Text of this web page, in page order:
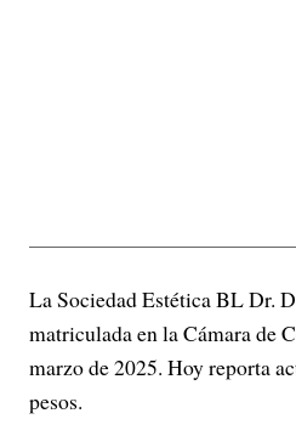
La Sociedad Estética BL Dr.
matriculada en la Cámara de
marzo de 2025. Hoy reporta
pesos.